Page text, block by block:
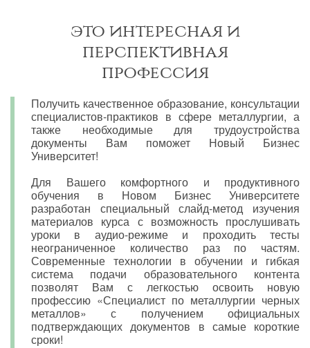
это интересная и
перспективная
профессия
Получить качественное образование, консультации
специалистов-практиков в сфере металлургии, а
также необходимые для трудоустройства
документы Вам поможет Новый Бизнес
Университет!
Для Вашего комфортного и продуктивного
обучения в Новом Бизнес Университете
разработан специальный слайд-метод изучения
материалов курса с возможность прослушивать
уроки в аудио-режиме и проходить тесты
неограниченное количество раз по частям.
Современные технологии в обучении и гибкая
система подачи образовательного контента
позволят Вам с легкостью освоить новую
профессию «Специалист по металлургии черных
металлов» с получением официальных
подтверждающих документов в самые короткие
сроки!